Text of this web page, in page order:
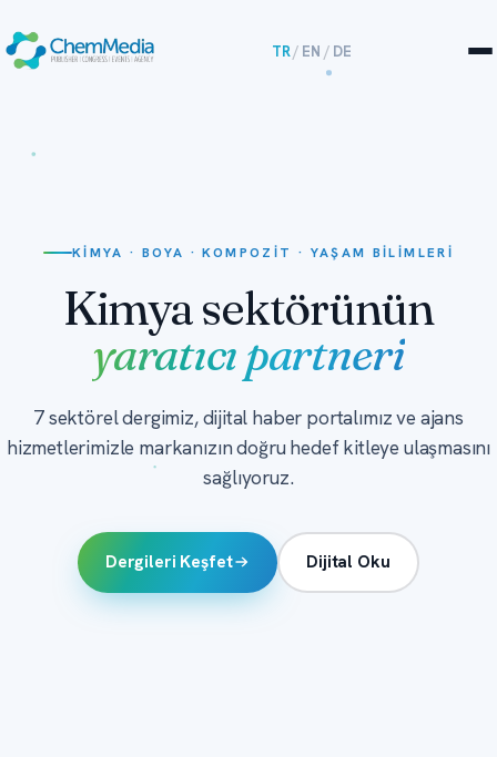
TR/ EN / DE
KIMYA · BOYA · KOMPOZIT · YAŞAM BILIMLERI
Kimya sektörünün
yaratıcı partneri
7 sektörel dergimiz, dijital haber portalımız ve ajans
hizmetlerimizle markanızın doğru hedef kitleye ulaşmasını
sağlıyoruz.
Dergileri Keşfet Dijital Oku